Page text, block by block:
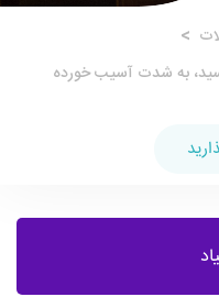
به شدت آسیب خورده